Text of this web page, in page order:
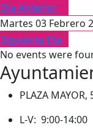
Día Anterior
Martes 03 Febrero
Siguiente Día
No events were
PLAZA
L-V: 9:00-14:00